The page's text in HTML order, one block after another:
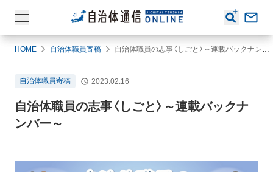
HOME 自治体職員寄稿 自治体職員の志事〈しごと〉～連載バックナンバー～
自治体職員寄稿 2023.02.16
自治体職員の志事〈しごと〉～連載バックナ
ンバー～